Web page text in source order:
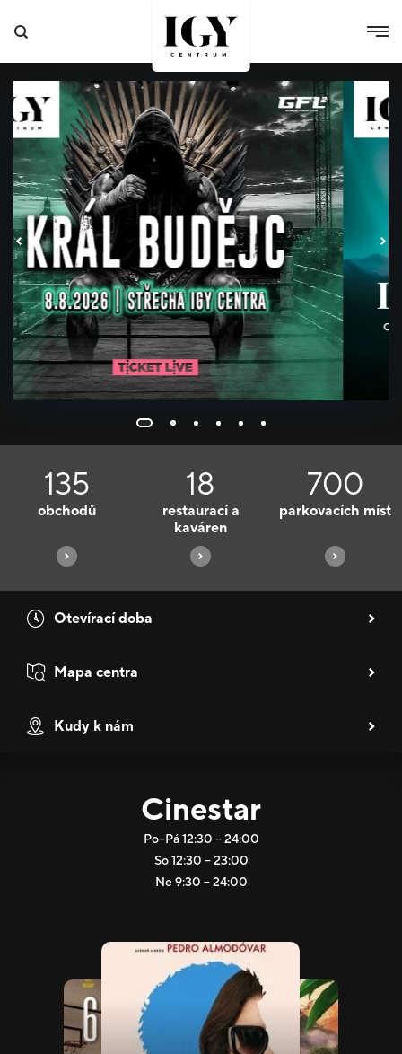
IGY České Budějovice
Pozastavit automatické posouvání
135
obchodů
18
restaurací a
kaváren
700
parkovacích míst
Otevírací doba
Mapa centra
Kudy k nám
Cinestar
Po–Pá 12:30 – 24:00
So 12:30 – 23:00
Ne 9:30 – 24:00